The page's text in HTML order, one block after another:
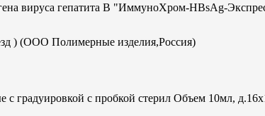
вируса гепатита В "ИммуноХром-HBsAg-
) (ООО Полимерные изделия,Россия)
с градуировкой с пробкой стерил Объем 10мл,